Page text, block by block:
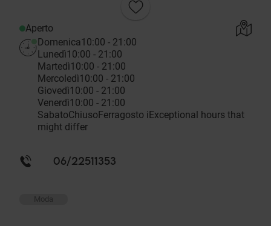
Aperto
Domenica10:00 - 21:00
Lunedì10:00 - 21:00
Martedì10:00 - 21:00
Mercoledì10:00 - 21:00
Giovedì10:00 - 21:00
Venerdì10:00 - 21:00
SabatoChiuso Ferragosto i Exceptional hours that
might differ
06/22511353
Moda